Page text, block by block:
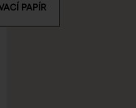
PAPÍR